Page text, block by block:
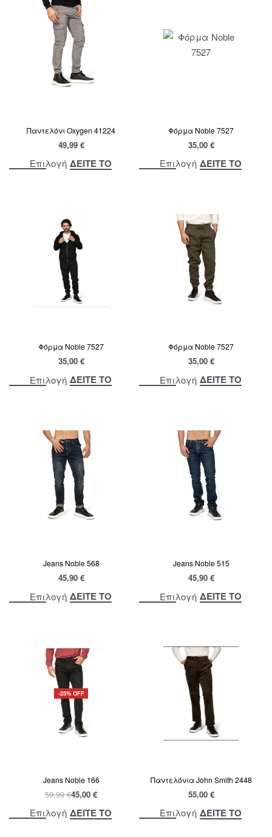
Παντελόνι Oxygen 41224
49,99 €
Επιλογή ΔΕΙΤΕ ΤΟ
Φόρμα Noble 7527
35,00 €
Επιλογή ΔΕΙΤΕ ΤΟ
Φόρμα Noble 7527
35,00 €
Επιλογή ΔΕΙΤΕ ΤΟ
Φόρμα Noble 7527
35,00 €
Επιλογή ΔΕΙΤΕ ΤΟ
Jeans Noble 568
45,90 €
Επιλογή ΔΕΙΤΕ ΤΟ
Jeans Noble 515
45,90 €
Επιλογή ΔΕΙΤΕ ΤΟ
-25% OFF
Jeans Noble 166
59,99€45,00 €
Επιλογή ΔΕΙΤΕ ΤΟ
Παντελόνια John Smith 2448
55,00 €
Επιλογή ΔΕΙΤΕ ΤΟ